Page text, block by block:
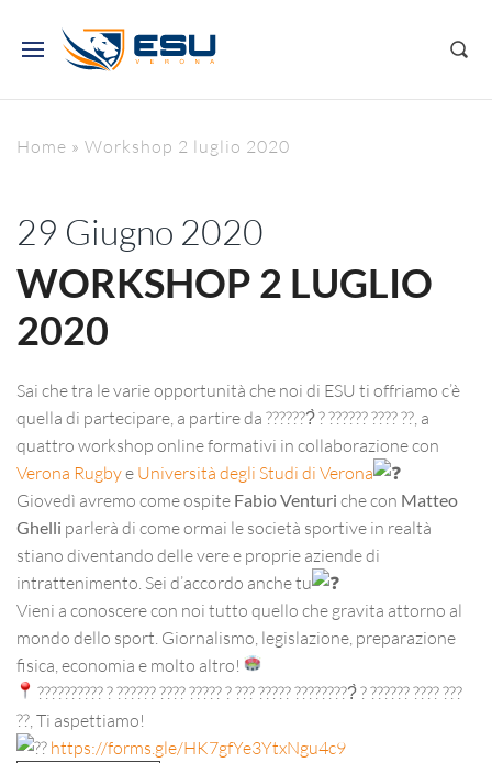
Home » Workshop 2 luglio 2020
29 Giugno 2020
WORKSHOP 2 LUGLIO
2020
Sai che tra le varie opportunità che noi di ESU ti offriamo c’è
quella di partecipare, a partire da ???????̀ ? ?????? ???? ??, a
quattro workshop online formativi in collaborazione con
Verona Rugbye Università degli Studi di Verona
Giovedì avremo come ospite Fabio Venturi che con Matteo
Ghelli parlerà di come ormai le società sportive in realtà
stiano diventando delle vere e proprie aziende di
intrattenimento. Sei d’accordo anche tu
Vieni a conoscere con noi tutto quello che gravita attorno al
mondo dello sport. Giornalismo, legislazione, preparazione
fisica, economia e molto altro!
?????????? ? ?????? ???? ????? ? ??? ????? ?????????̀ ? ?????? ???? ???
??, Ti aspettiamo!
https://forms.gle/HK7gfYe3YtxNgu4c9